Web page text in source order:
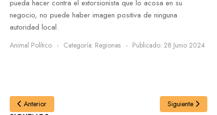
pueda hacer contra el extorsionista que lo acosa en su
negocio, no puede haber imagen positiva de ninguna
autoridad local.
Animal Político Categoría: Regiones Publicado: 28 Junio 2024
Anterior Siguiente